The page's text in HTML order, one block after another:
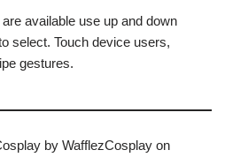
available use up and down
select. Touch device users,
gestures.
by WafflezCosplay on